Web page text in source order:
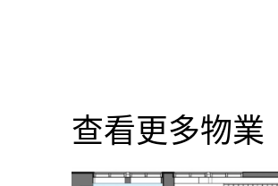
查看更多物業